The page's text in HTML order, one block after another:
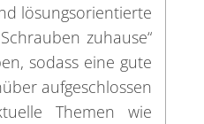
lösungsorientierte
zuhause“
sodass eine gute
aufgeschlossen
Themen wie